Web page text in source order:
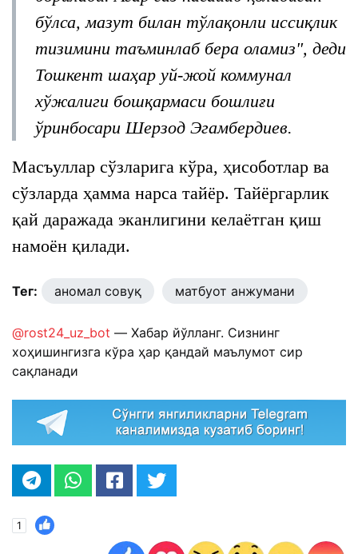
бўлса, мазут билан тўлақонли иссиқлик
тизимини таъминлаб бера оламиз", деди
Тошкент шаҳар уй-жой коммунал
хўжалиги бошқармаси бошлиғи
ўринбосари Шерзод Эгамбердиев.
Масъуллар сўзларига кўра, ҳисоботлар ва
сўзларда ҳамма нарса тайёр. Тайёргарлик
қай даражада эканлигини келаётган қиш
намоён қилади.
Тег: аномал совуқ матбуот анжумани
@rost24_uz_bot — Хабар йўлланг. Сизнинг
хоҳишингизга кўра ҳар қандай маълумот сир
сақланади
1